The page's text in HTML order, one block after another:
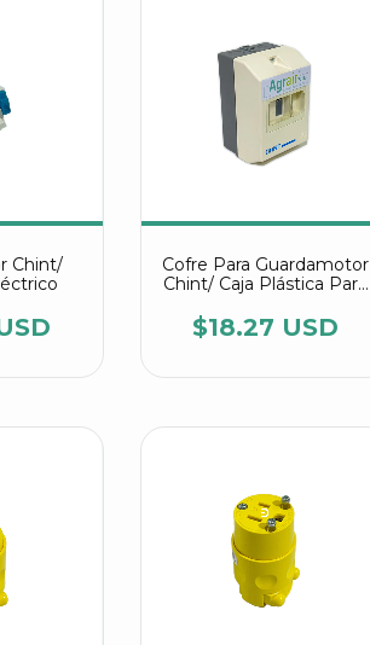
Chint/
Cofre Para Guardamotor
Chint/ Caja Plástica Para
$18.27 USD